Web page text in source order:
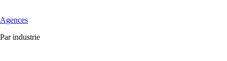
Agences
Par industrie